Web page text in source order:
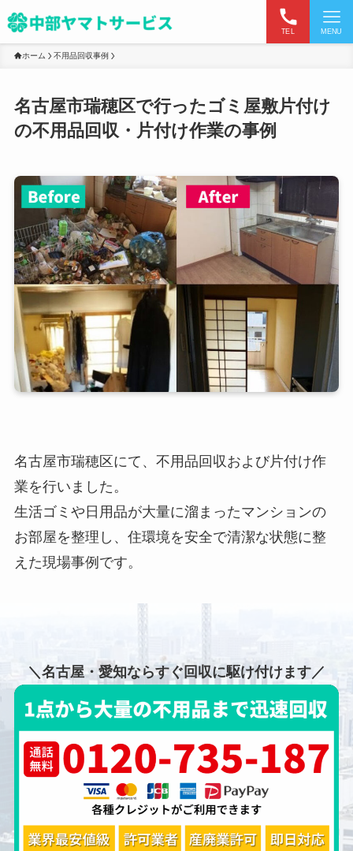
TEL MENU
ホーム 不用品回収事例
名古屋市瑞穂区で行ったゴミ屋敷片付け
の不用品回収・片付け作業の事例
名古屋市瑞穂区にて、不用品回収および片付け作
業を行いました。
生活ゴミや日用品が大量に溜まったマンションの
お部屋を整理し、住環境を安全で清潔な状態に整
えた現場事例です。
＼名古屋・愛知ならすぐ回収に駆け付けます／